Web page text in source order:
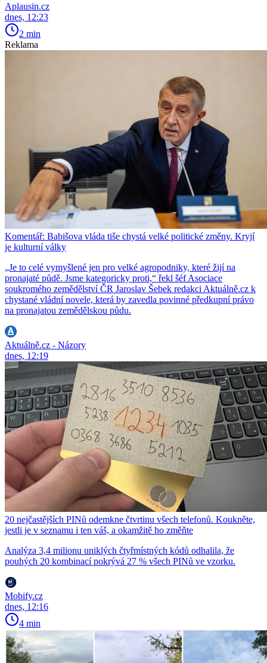
Aplausin.cz
dnes, 12:23
2 min
Reklama
Komentář: Babišova vláda tiše chystá velké politické změny. Kryjí
je kulturní války
„Je to celé vymyšlené jen pro velké agropodniky, které žijí na
pronajaté půdě. Jsme kategoricky proti,“ řekl šéf Asociace
soukromého zemědělství ČR Jaroslav Šebek redakci Aktuálně.cz k
chystané vládní novele, která by zavedla povinné předkupní právo
na pronajatou zemědělskou půdu.
Aktuálně.cz - Názory
dnes, 12:19
20 nejčastějších PINů odemkne čtvrtinu všech telefonů. Koukněte,
jestli je v seznamu i ten váš, a okamžitě ho změňte
Analýza 3,4 milionu uniklých čtyřmístných kódů odhalila, že
pouhých 20 kombinací pokrývá 27 % všech PINů ve vzorku.
Mobify.cz
dnes, 12:16
4 min